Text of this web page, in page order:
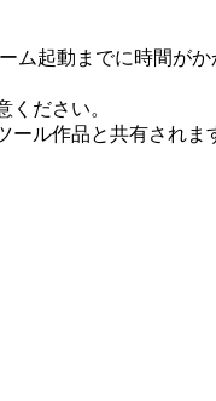
ム起動までに時間がか
ださい。
ール作品と共有されま